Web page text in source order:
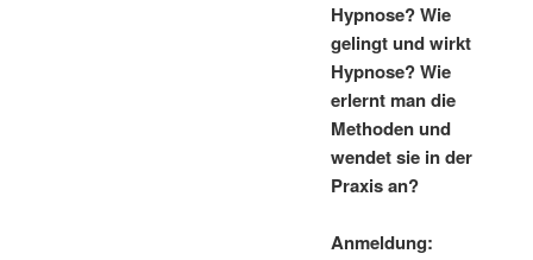
Hypnose? Wie
gelingt und wirkt
Hypnose? Wie
erlernt man die
Methoden und
wendet sie in der
Praxis an?
Anmeldung: